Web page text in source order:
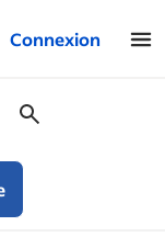
Connexion